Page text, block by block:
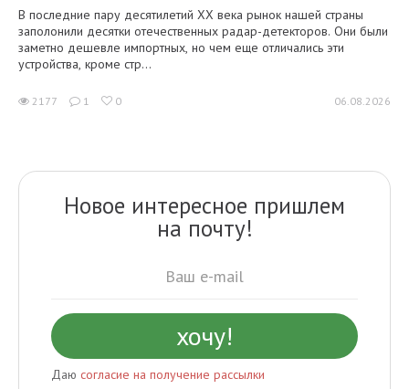
В последние пару десятилетий XX века рынок нашей страны
заполонили десятки отечественных радар-детекторов. Они были
заметно дешевле импортных, но чем еще отличались эти
устройства, кроме стр...
2177 1 0 06.08.2026
Новое интересное пришлем
на почту!
Даю согласие на получение рассылки